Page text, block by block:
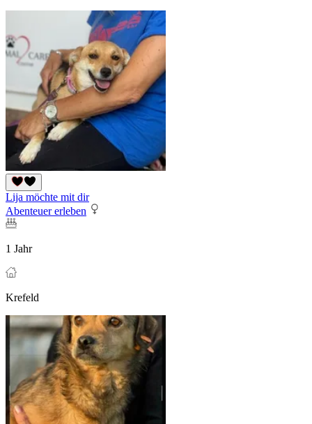
Lija möchte mit dir
Abenteuer erleben
1 Jahr
Krefeld